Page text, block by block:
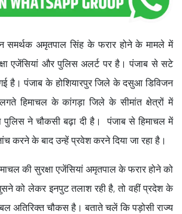
समर्थक अमृतपाल सिंह के फरार होने के मामले में
एजेंसियां और पुलिस अलर्ट पर है। पंजाब से सटे
गई है। पंजाब के होशियारपुर जिले के दसुआ डिविजन
हिमाचल के कांगड़ा जिले के सीमांत क्षेत्रों में
पुलिस ने चौकसी बढ़ा दी है। पंजाब से हिमाचल में
करने के बाद उन्हें प्रवेश करने दिया जा रहा है।
की सुरक्षा एजेंसियां अमृतपाल के फरार होने को
को लेकर इनपुट तलाश रही है, तो वहीं प्रदेश के
अतिरिक्त चौकस है। बताते चलें कि पड़ोसी राज्य